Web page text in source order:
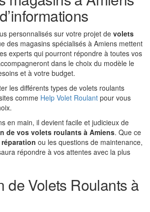
personnalisés sur votre projet de volets
des magasins spécialisés à Amiens mettent
experts qui pourront répondre à toutes vos
dans le choix du modèle le
et à votre budget.
les différents types de volets roulants
comme Help Volet Roulant pour vous
en main, il devient facile et judicieux de
de vos volets roulants à Amiens. Que ce
réparation ou les questions de maintenance,
répondre à vos attentes avec la plus
de Volets Roulants à